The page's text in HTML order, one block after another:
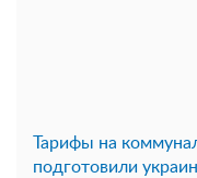
Тарифы на
подготовили